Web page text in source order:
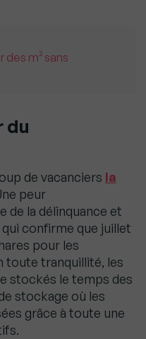
m² sans
du
de vacanciers la
peur
de la délinquance et
confirme que juillet
pour les
toute tranquillité, les
stockés le temps des
stockage où les
grâce à toute une